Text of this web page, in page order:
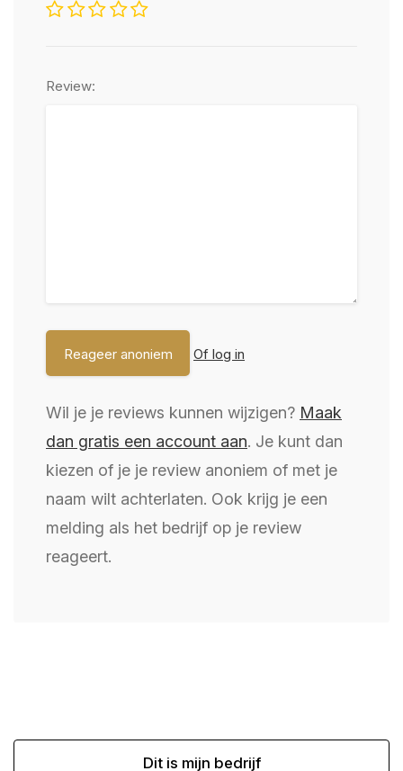
Review:
Of log in
Wil je je reviews kunnen wijzigen? Maak
dan gratis een account aan. Je kunt dan
kiezen of je je review anoniem of met je
naam wilt achterlaten. Ook krijg je een
melding als het bedrijf op je review
reageert.
Dit is mijn bedrijf